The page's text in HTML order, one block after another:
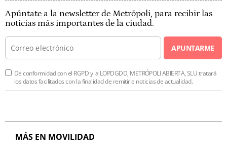
Apúntate a la newsletter de Metrópoli, para recibir las
noticias más importantes de la ciudad.
APUNTARME
De conformidad con el RGPD y la LOPDGDD, METRÓPOLI ABIERTA, SLU tratará
los datos facilitados con la finalidad de remitirle noticias de actualidad.
MÁS EN MOVILIDAD